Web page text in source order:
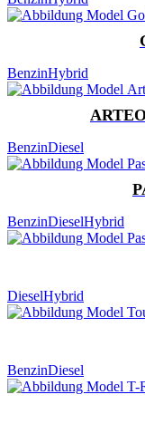
BenzinHybrid
BenzinDiesel
BenzinDieselHybrid
DieselHybrid
BenzinDiesel